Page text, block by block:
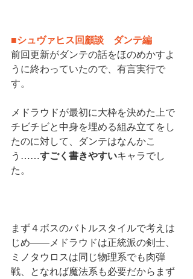
■シュヴァヒス回顧談　ダンテ編
前回更新がダンテの話をほのめかすよ
うに終わっていたので、有言実行で
す。
メドラウドが最初に大枠を決めた上で
チビチビと中身を埋める組み立てをし
たのに対して、ダンテはなんかこ
う……すごく書きやすいキャラでし
た。
まず４ボスのバトルスタイルで考えは
じめ――メドラウドは正統派の剣士、
ミノタウロスは同じ物理系でも肉弾
戦、となれば魔法系も必要だからまず